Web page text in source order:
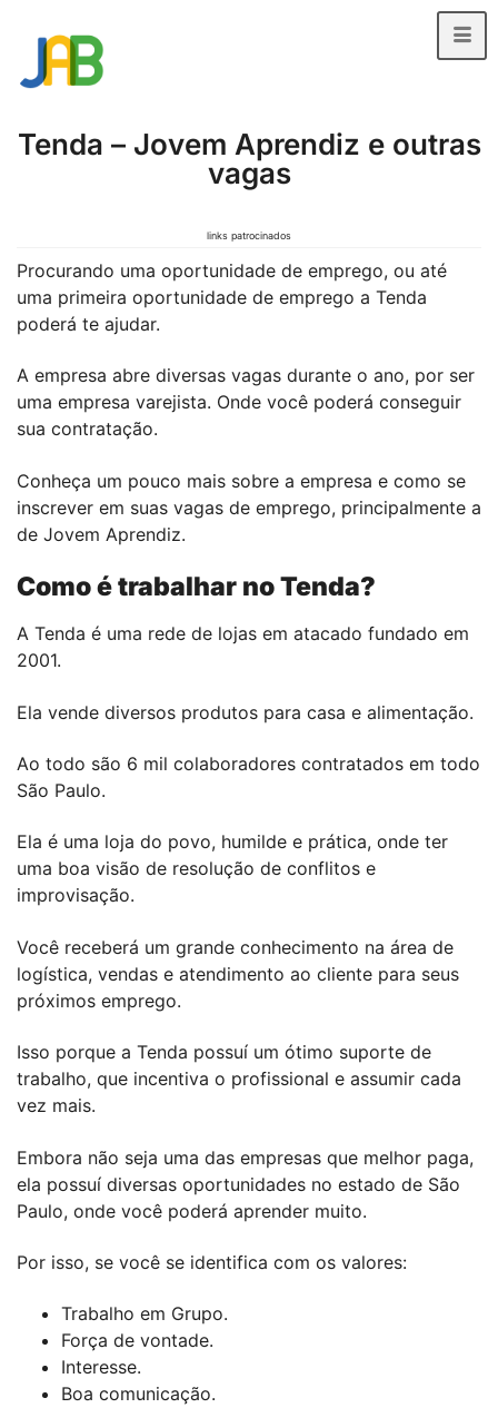
Tenda – Jovem Aprendiz e outras
vagas
links patrocinados
Procurando uma oportunidade de emprego, ou até
uma primeira oportunidade de emprego a Tenda
poderá te ajudar.
A empresa abre diversas vagas durante o ano, por ser
uma empresa varejista. Onde você poderá conseguir
sua contratação.
Conheça um pouco mais sobre a empresa e como se
inscrever em suas vagas de emprego, principalmente a
de Jovem Aprendiz.
Como é trabalhar no Tenda?
A Tenda é uma rede de lojas em atacado fundado em
2001.
Ela vende diversos produtos para casa e alimentação.
Ao todo são 6 mil colaboradores contratados em todo
São Paulo.
Ela é uma loja do povo, humilde e prática, onde ter
uma boa visão de resolução de conflitos e
improvisação.
Você receberá um grande conhecimento na área de
logística, vendas e atendimento ao cliente para seus
próximos emprego.
Isso porque a Tenda possuí um ótimo suporte de
trabalho, que incentiva o profissional e assumir cada
vez mais.
Embora não seja uma das empresas que melhor paga,
ela possuí diversas oportunidades no estado de São
Paulo, onde você poderá aprender muito.
Por isso, se você se identifica com os valores:
Trabalho em Grupo.
Força de vontade.
Interesse.
Boa comunicação.